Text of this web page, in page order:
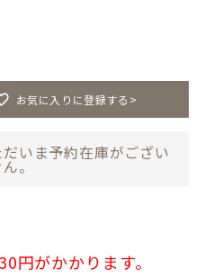
お気に入りに登録する>
いま予約在庫がござい
。
円がかかります。